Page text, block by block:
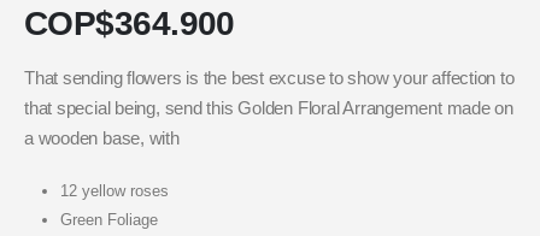
COP$364.900
That sending flowers is the best excuse to show your affection to
that special being, send this Golden Floral Arrangement made on
a wooden base, with
12 yellow roses
Green Foliage